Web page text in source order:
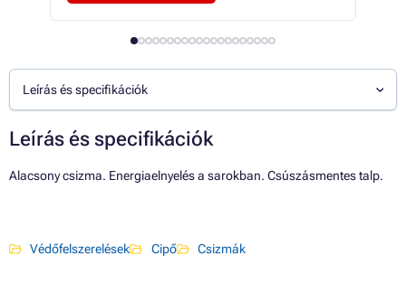
Leírás és specifikációk
Leírás és specifikációk
Alacsony csizma. Energiaelnyelés a sarokban. Csúszásmentes talp.
Védőfelszerelések Cipő Csizmák